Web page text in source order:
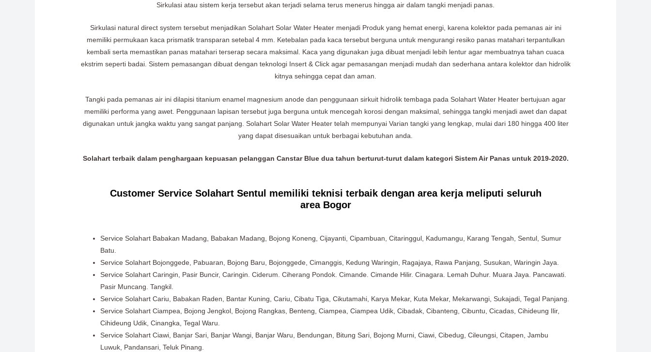
Sirkulasi atau sistem kerja tersebut akan terjadi selama terus menerus hingga air dalam tangki menjadi panas.
Sirkulasi natural direct system tersebut menjadikan Solahart Solar Water Heater menjadi Produk yang hemat energi, karena kolektor pada pemanas air ini
memiliki permukaan kaca prismatik transparan setebal 4 mm. Ketebalan pada kaca tersebut berguna untuk mengurangi resiko panas matahari terpantulkan
kembali serta memastikan panas matahari terserap secara maksimal. Kaca yang digunakan juga dibuat menjadi lebih lentur agar membuatnya tahan cuaca
ekstrim seperti badai. Sistem pemasangan dibuat dengan teknologi Insert & Click agar pemasangan menjadi mudah dan sederhana antara kolektor dan hidrolik
kitnya sehingga cepat dan aman.
Tangki pada pemanas air ini dilapisi titanium enamel magnesium anode dan penggunaan sirkuit hidrolik tembaga pada Solahart Water Heater bertujuan agar
memiliki performa yang awet. Penggunaan lapisan tersebut juga berguna untuk mencegah korosi dengan maksimal, sehingga tangki menjadi awet dan dapat
digunakan untuk jangka waktu yang sangat panjang. Solahart Solar Water Heater telah mempunyai Varian tangki yang lengkap, mulai dari 180 hingga 400 liter
yang dapat disesuaikan untuk berbagai kebutuhan anda.
Solahart terbaik dalam penghargaan kepuasan pelanggan Canstar Blue dua tahun berturut-turut dalam kategori Sistem Air Panas untuk 2019-2020.
Customer Service Solahart Sentul memiliki teknisi terbaik dengan area kerja meliputi seluruh
area Bogor
Service Solahart Babakan Madang, Babakan Madang, Bojong Koneng, Cijayanti, Cipambuan, Citaringgul, Kadumangu, Karang Tengah, Sentul, Sumur
Batu.
Service Solahart Bojonggede, Pabuaran, Bojong Baru, Bojonggede, Cimanggis, Kedung Waringin, Ragajaya, Rawa Panjang, Susukan, Waringin Jaya.
Service Solahart Caringin, Pasir Buncir, Caringin. Ciderum. Ciherang Pondok. Cimande. Cimande Hilir. Cinagara. Lemah Duhur. Muara Jaya. Pancawati.
Pasir Muncang. Tangkil.
Service Solahart Cariu, Babakan Raden, Bantar Kuning, Cariu, Cibatu Tiga, Cikutamahi, Karya Mekar, Kuta Mekar, Mekarwangi, Sukajadi, Tegal Panjang.
Service Solahart Ciampea, Bojong Jengkol, Bojong Rangkas, Benteng, Ciampea, Ciampea Udik, Cibadak, Cibanteng, Cibuntu, Cicadas, Cihideung Ilir,
Cihideung Udik, Cinangka, Tegal Waru.
Service Solahart Ciawi, Banjar Sari, Banjar Wangi, Banjar Waru, Bendungan, Bitung Sari, Bojong Murni, Ciawi, Cibedug, Cileungsi, Citapen, Jambu
Luwuk, Pandansari, Teluk Pinang.